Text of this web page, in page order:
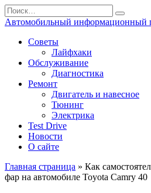
Перейти
к
Search
for:
Автомобильный информационный
Советы
Лайфхаки
Обслуживание
Диагностика
Ремонт
Двигатель и навесное
Тюнинг
Электрика
Test Drive
Новости
О сайте
Главная страница » Как
фар на автомобиле Toyota Camry 40